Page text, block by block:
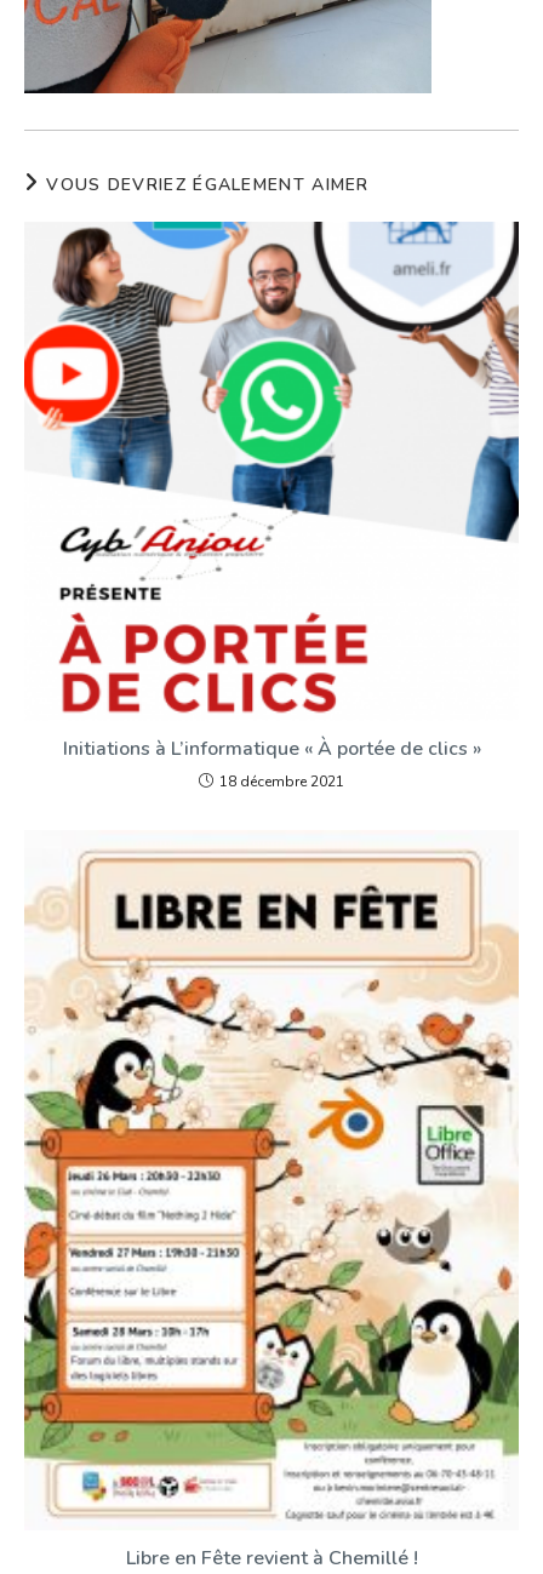
VOUS DEVRIEZ ÉGALEMENT AIMER
Initiations à L’informatique « À portée de clics »
18 décembre 2021
Libre en Fête revient à Chemillé !